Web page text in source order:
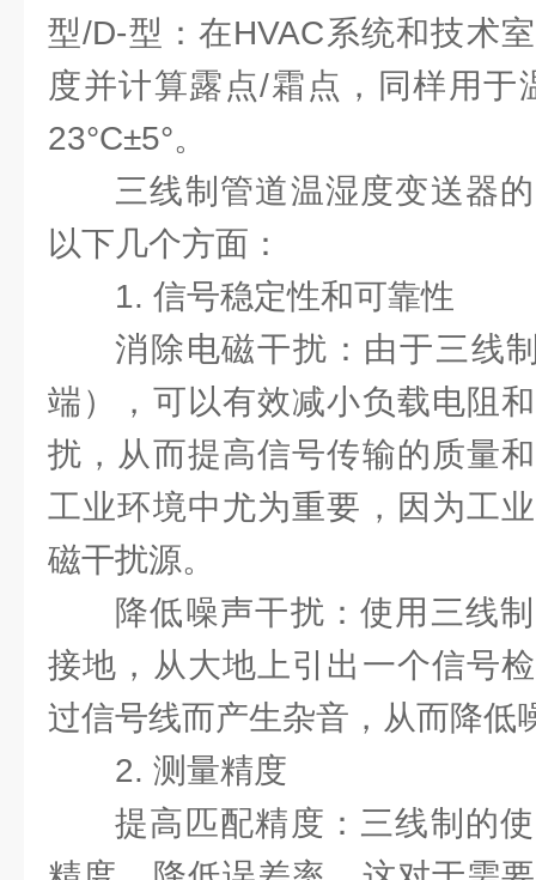
型/D-型：在HVAC系统和技术
度并计算露点/霜点，同样用于
23°C±5°。
三线制管道温湿度变送器
以下几个方面：
1. 信号稳定性和可靠性
消除电磁干扰：由于三线
端），可以有效减小负载电阻
扰，从而提高信号传输的质量
工业环境中尤为重要，因为工
磁干扰源。
降低噪声干扰：使用三线
接地，从大地上引出一个信号
过信号线而产生杂音，从而降低
2. 测量精度
提高匹配精度：三线制的